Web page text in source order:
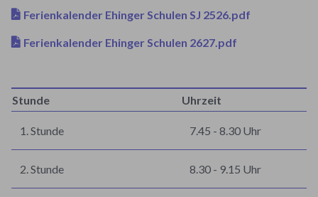
Ferienkalender Ehinger Schulen SJ 2526.pdf
Ferienkalender Ehinger Schulen 2627.pdf
Stunde Uhrzeit
1. Stunde 7.45 - 8.30 Uhr
2. Stunde 8.30 - 9.15 Uhr